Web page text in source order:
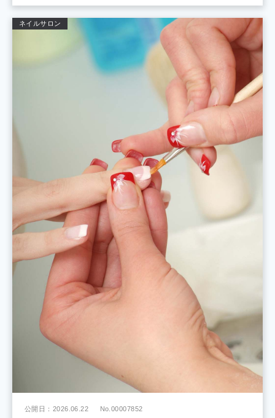
ネイルサロン
公開日：2026.06.22 No.00007852